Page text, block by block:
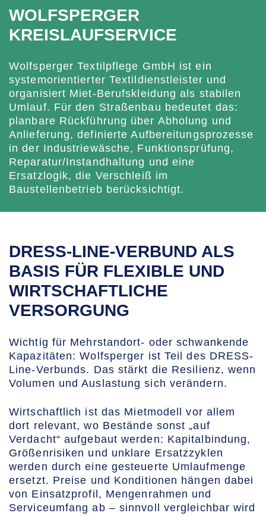
WOLFSPERGER
KREISLAUFSERVICE
Wolfsperger Textilpflege GmbH ist ein
systemorientierter Textildienstleister und
organisiert Miet-Berufskleidung als stabilen
Umlauf. Für den Straßenbau bedeutet das:
planbare Rückführung über Abholung und
Anlieferung, definierte Aufbereitungsprozesse
in der Industriewäsche, Funktionsprüfung,
Reparatur/Instandhaltung und eine
Ersatzlogik, die Verschleiß im
Baustellenbetrieb berücksichtigt.
DRESS-LINE-VERBUND ALS
BASIS FÜR FLEXIBLE UND
WIRTSCHAFTLICHE
VERSORGUNG
Wichtig für Mehrstandort- oder schwankende
Kapazitäten: Wolfsperger ist Teil des DRESS-
Line-Verbunds. Das stärkt die Resilienz, wenn
Volumen und Auslastung sich verändern.
Wirtschaftlich ist das Mietmodell vor allem
dort relevant, wo Bestände sonst „auf
Verdacht“ aufgebaut werden: Kapitalbindung,
Größenrisiken und unklare Ersatzzyklen
werden durch eine gesteuerte Umlaufmenge
ersetzt. Preise und Konditionen hängen dabei
von Einsatzprofil, Mengenrahmen und
Serviceumfang ab – sinnvoll vergleichbar wird